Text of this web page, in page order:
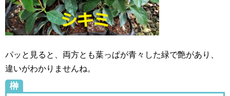
パッと見ると、両方とも葉っぱが青々した緑で艶があり、
違いがわかりませんね。
榊